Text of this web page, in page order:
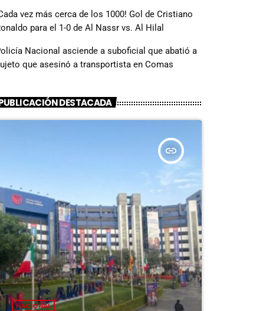
vez más cerca de los 1000! Gol de Cristiano
para el 1-0 de Al Nassr vs. Al Hilal
Nacional asciende a suboficial que abatió a
que asesinó a transportista en Comas
DESTACADA
insert_link
NACIONAL